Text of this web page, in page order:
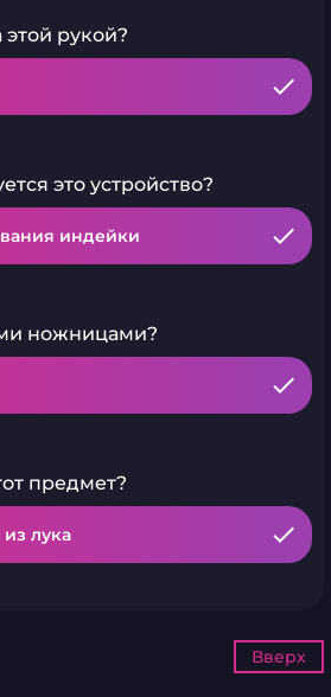
этой рукой?
это устройство?
индейки
ножницами?
предмет?
лука
Вверх